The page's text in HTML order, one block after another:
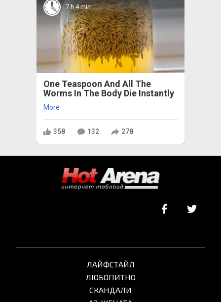
7 h 4 min
One Teaspoon And All The
Worms In The Body Die Instantly
More
358 132 278
ЛАЙФСТАЙЛ
ЛЮБОПИТНО
СКАНДАЛИ